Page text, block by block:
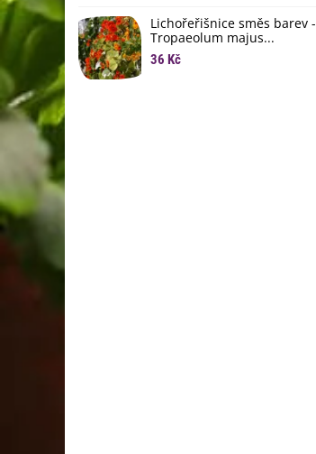
Lichořeřišnice směs barev -
Tropaeolum majus...
36 Kč